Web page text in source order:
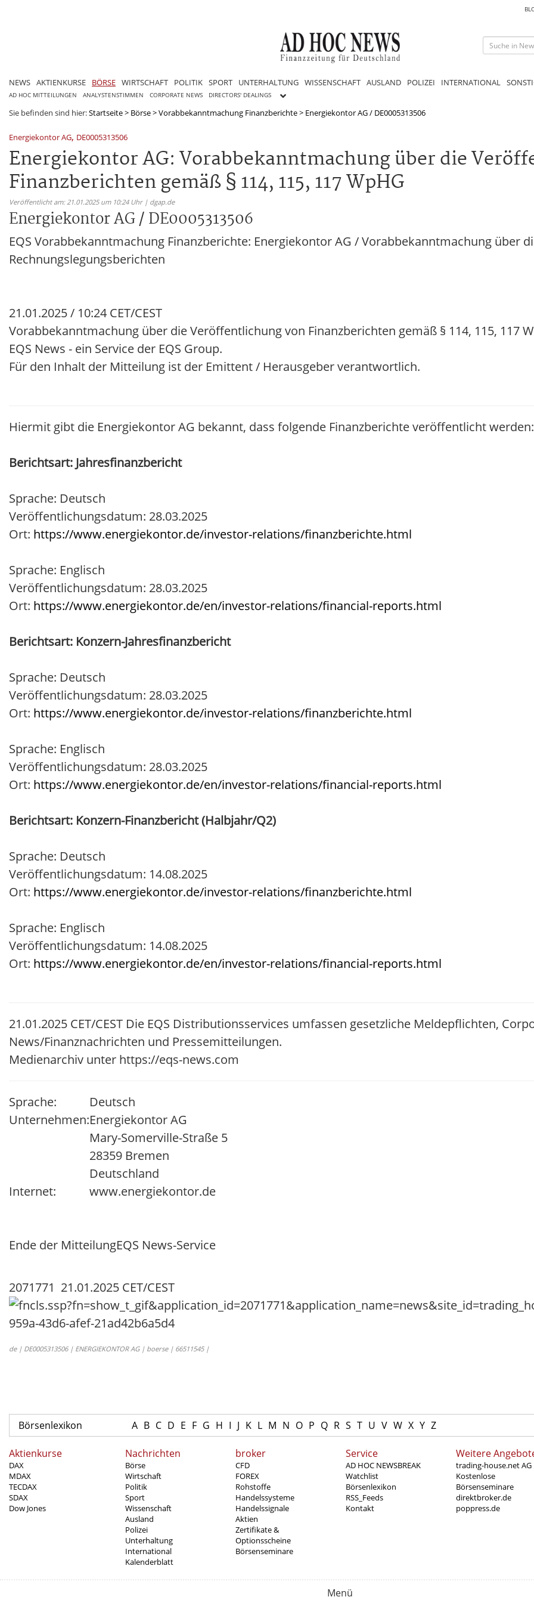
NEWS AKTIENKURSE BÖRSE WIRTSCHAFT POLITIK SPORT UNTERHALTUNG WISSENSCHAFT AUSLAND POLIZEI INTERNATIONAL
AD HOC MITTEILUNGEN ANALYSTENSTIMMEN CORPORATE NEWS DIRECTORS' DEALINGS
Sie befinden sind hier:Startseite> Börse>Vorabbekanntmachung Finanzberichte> Energiekontor AG / DE0005313506
Energiekontor AG, DE0005313506
Energiekontor AG: Vorabbekanntmachung über die
Finanzberichten gemäß § 114, 115, 117 WpHG
Veröffentlicht am: 21.01.2025 um 10:24 Uhr | dgap.de
Energiekontor AG / DE0005313506
EQS Vorabbekanntmachung Finanzberichte: Energiekontor AG / Vorabbekanntmachung über
Rechnungslegungsberichten
21.01.2025 / 10:24 CET/CEST
Vorabbekanntmachung über die Veröffentlichung von Finanzberichten gemäß § 114, 115, 117
EQS News - ein Service der EQS Group.
Für den Inhalt der Mitteilung ist der Emittent / Herausgeber verantwortlich.
Hiermit gibt die Energiekontor AG bekannt, dass folgende Finanzberichte veröffentlicht werden:
Berichtsart: Jahresfinanzbericht
Sprache: Deutsch
Veröffentlichungsdatum: 28.03.2025
Ort: https://www.energiekontor.de/investor-relations/finanzberichte.html
Sprache: Englisch
Veröffentlichungsdatum: 28.03.2025
Ort: https://www.energiekontor.de/en/investor-relations/financial-reports.html
Berichtsart: Konzern-Jahresfinanzbericht
Sprache: Deutsch
Veröffentlichungsdatum: 28.03.2025
Ort: https://www.energiekontor.de/investor-relations/finanzberichte.html
Sprache: Englisch
Veröffentlichungsdatum: 28.03.2025
Ort: https://www.energiekontor.de/en/investor-relations/financial-reports.html
Berichtsart: Konzern-Finanzbericht (Halbjahr/Q2)
Sprache: Deutsch
Veröffentlichungsdatum: 14.08.2025
Ort: https://www.energiekontor.de/investor-relations/finanzberichte.html
Sprache: Englisch
Veröffentlichungsdatum: 14.08.2025
Ort: https://www.energiekontor.de/en/investor-relations/financial-reports.html
21.01.2025 CET/CEST Die EQS Distributionsservices umfassen gesetzliche Meldepflichten,
News/Finanznachrichten und Pressemitteilungen.
Medienarchiv unter https://eqs-news.com
Sprache:
Deutsch
Unternehmen:Energiekontor AG
Mary-Somerville-Straße 5
28359 Bremen
Deutschland
Internet:
www.energiekontor.de
Ende der MitteilungEQS News-Service
2071771 21.01.2025 CET/CEST
de | DE0005313506 | ENERGIEKONTOR AG | boerse | 66511545 |
Börsenlexikon A B C D E F G H I J K L M N O P Q R S T U V W X Y Z
Aktienkurse
DAX
MDAX
TECDAX
SDAX
Dow Jones
Nachrichten
Börse
Wirtschaft
Politik
Sport
Wissenschaft
Ausland
Polizei
Unterhaltung
International
Kalenderblatt
broker
CFD
FOREX
Rohstoffe
Handelssysteme
Handelssignale
Aktien
Zertifikate &
Optionsscheine
Börsenseminare
Service
AD HOC NEWSBREAK
Watchlist
Börsenlexikon
RSS_Feeds
Kontakt
Weitere
trading-house.net AG
Kostenlose
Börsenseminare
direktbroker.de
poppress.de
Menü